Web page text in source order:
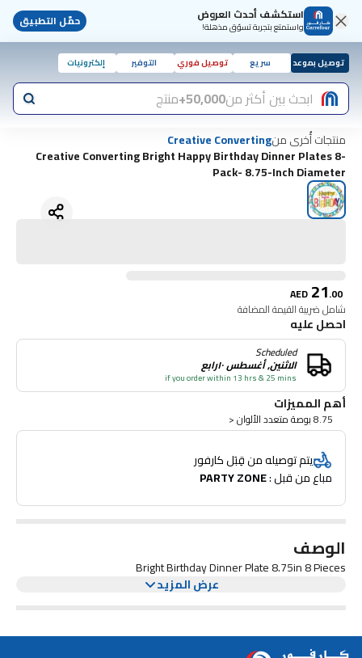
استكشف أحدث العروض
واستمتع بتجربة تسوّق مذهلة! حمّل التطبيق
توصيل بموعد سريع توصيل فوري التوفير إلكترونيات
ابحث بين أكثر من50,000+ منتج
منتجات أُخرى منCreative Converting
Creative Converting Bright Happy Birthday Dinner Plates 8-
Pack- 8.75-Inch Diameter
AED 21.00
شامل ضريبة القيمة المضافة
احصل عليه
Scheduled
الاثنين, أغسطس ١٠رابع
if you order within 13 hrs & 25 mins
أهم المميزات
8.75 بوصة متعدد الألوان <
يتم توصيله من قِبَل كارفور
مباع من قبل : PARTY ZONE
الوصف
Bright Birthday Dinner Plate 8.75in 8 Pieces
عرض المزيد